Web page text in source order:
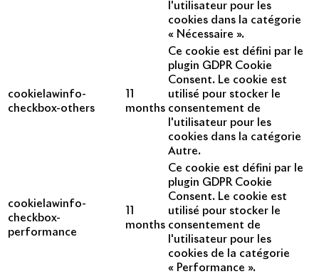
l'utilisateur pour les
cookies dans la catégorie
« Nécessaire ».
cookielawinfo-
checkbox-others
months
Ce cookie est défini par le
plugin GDPR Cookie
Consent. Le cookie est
utilisé pour stocker le
consentement de
l'utilisateur pour les
cookies dans la catégorie
Autre.
cookielawinfo-
checkbox-
performance
months
Ce cookie est défini par le
plugin GDPR Cookie
Consent. Le cookie est
utilisé pour stocker le
consentement de
l'utilisateur pour les
cookies de la catégorie
« Performance ».